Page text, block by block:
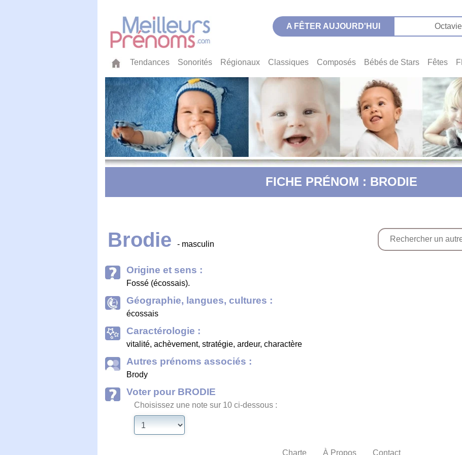
A FÊTER AUJOURD'HUI
Tendances Sonorités Régionaux Classiques Composés Bébés de Stars Fêtes
FICHE PRÉNOM : BRODIE
Brodie - masculin
Origine et sens :
Fossé (écossais).
Géographie, langues, cultures :
écossais
Caractérologie :
vitalité, achèvement, stratégie, ardeur, charactère
Autres prénoms associés :
Brody
Voter pour BRODIE
Choisissez une note sur 10 ci-dessous :
Charte À Propos Contact